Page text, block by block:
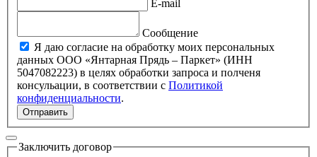
E-mail
Сообщение
Я даю согласие на обработку моих персональных
данных ООО «Янтарная Прядь – Паркет» (ИНН
5047082223) в целях обработки запроса и полченя
консульации, в соответствии с Политикой
конфиденциальности.
Отправить
Заключить договор